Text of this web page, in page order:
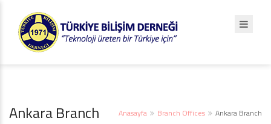
Ankara Branch Anasayfa Branch Offices Ankara Branch